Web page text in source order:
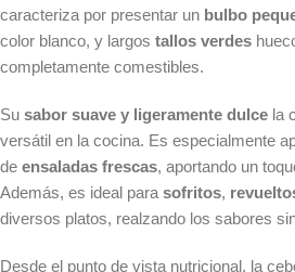
caracteriza por presentar un bulbo
color blanco, y largos tallos verdes
completamente comestibles.
Su sabor suave y ligeramente dulce la
versátil en la cocina. Es especialmente
de ensaladas frescas, aportando un
Además, es ideal para sofritos,
diversos platos, realzando los sabores
Desde el punto de vista nutricional, la